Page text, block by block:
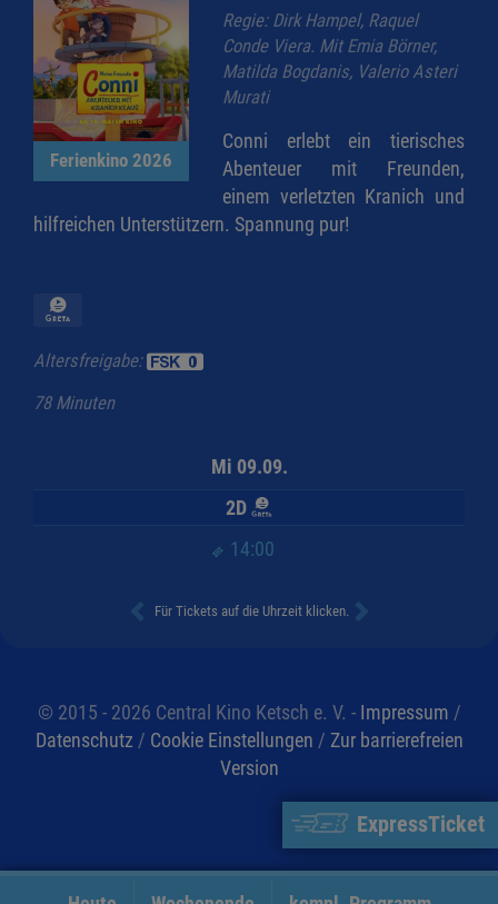
ExpressTicket
Ferienkino 2026
Regie: Dirk Hampel, Raquel
Conde Viera. Mit Emia Börner,
Matilda Bogdanis, Valerio Asteri
Murati
Conni erlebt ein tierisches
Abenteuer mit Freunden,
einem verletzten Kranich und
hilfreichen Unterstützern. Spannung pur!
Altersfreigabe:
78 Minuten
Mi 09.09.
2D
14:00
Für Tickets auf die Uhrzeit klicken.
© 2015 - 2026 Central Kino Ketsch e. V. - Impressum /
Datenschutz / Cookie Einstellungen / Zur barrierefreien
Version